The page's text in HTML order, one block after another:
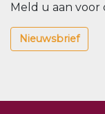
Meld u aan
Nieuwsbrief